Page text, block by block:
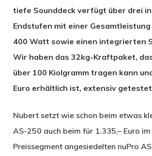
tiefe Sounddeck verfügt über drei
Endstufen mit einer
400 Watt sowie einen integrierten
Wir haben das 32kg-Kraftpaket,
über 100 Kiolgramm tragen kann
Euro erhältlich ist, extensiv
Nubert setzt wie schon beim etwas
AS-250 auch beim für 1.335,– Euro
Preissegment angesiedelten nuPro